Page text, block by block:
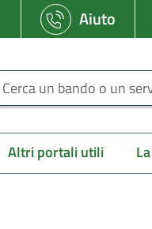
Aiuto
un bando o un servizio
Altri portali utili